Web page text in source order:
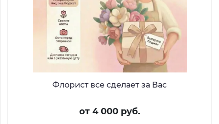
Флорист все сделает за Вас
от 4 000 руб.